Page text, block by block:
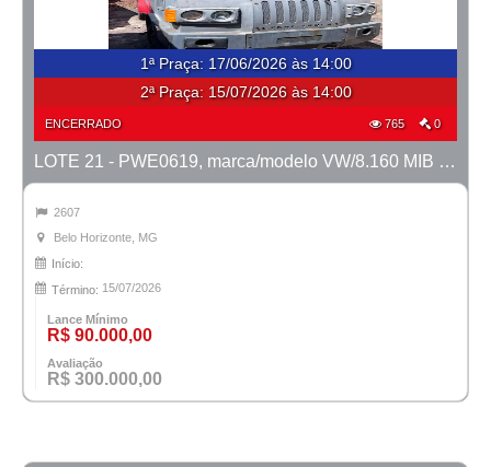
1ª Praça: 17/06/2026 às 14:00
2ª Praça: 15/07/2026 às 14:00
ENCERRADO 765 0
LOTE 21 - PWE0619, marca/modelo VW/8.160 MIB Metropolis, ano 2014/2014
2607
Belo Horizonte, MG
Início:
Término: 15/07/2026
Lance Mínimo
R$ 90.000,00
Avaliação
R$ 300.000,00